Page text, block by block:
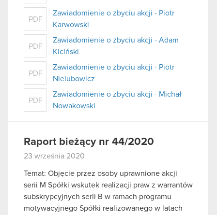
PDF
Zawiadomienie o zbyciu akcji - Piotr
Karwowski
PDF
Zawiadomienie o zbyciu akcji - Adam
Kiciński
PDF
Zawiadomienie o zbyciu akcji - Piotr
Nielubowicz
PDF
Zawiadomienie o zbyciu akcji - Michał
Nowakowski
Raport bieżący nr 44/2020
23 września 2020
Temat: Objęcie przez osoby uprawnione akcji
serii M Spółki wskutek realizacji praw z warrantów
subskrypcyjnych serii B w ramach programu
motywacyjnego Spółki realizowanego w latach